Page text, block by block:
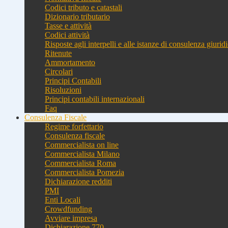
Codici tributo e catastali
Dizionario tributario
Tasse e attività
Codici attività
Risposte agli interpelli e alle istanze di consulenza
Ritenute
Ammortamento
Circolari
Principi Contabili
Risoluzioni
Principi contabili internazionali
Faq
Consulenza Fiscale
Regime forfettario
Consulenza fiscale
Commercialista on line
Commercialista Milano
Commercialista Roma
Commercialista Pomezia
Dichiarazione redditi
PMI
Enti Locali
Crowdfunding
Avviare impresa